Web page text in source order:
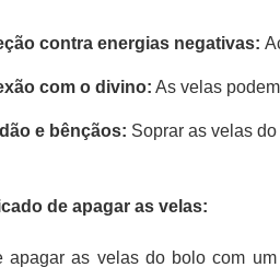
contra energias negativas:
com o divino: As velas
e bênçãos: Soprar as velas
de apagar as velas:
apagar as velas do bolo com